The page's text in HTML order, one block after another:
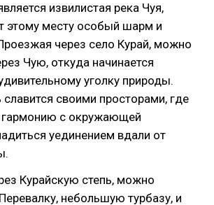
извилистая река Чуя,
этому месту особый шарм и
через село Курай, можно
Чую, откуда начинается
уголку природы.
славится своими просторами, где
с окружающей
уединением вдали от
Курайскую степь, можно
небольшую турбазу, и